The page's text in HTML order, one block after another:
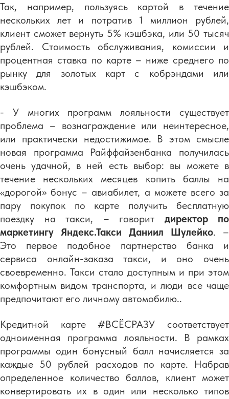
Так, например, пользуясь картой в течение
нескольких лет и потратив 1 миллион рублей,
клиент сможет вернуть 5% кэшбэка, или 50 тысяч
рублей. Стоимость обслуживания, комиссии и
процентная ставка по карте – ниже среднего по
рынку для золотых карт c кобрэндами или
кэшбэком.
- У многих программ лояльности существует
проблема – вознаграждение или неинтересное,
или практически недостижимое. В этом смысле
новая программа Райффайзенбанка получилась
очень удачной, в ней есть выбор: вы можете в
течение нескольких месяцев копить баллы на
«дорогой» бонус – авиабилет, а можете всего за
пару покупок по карте получить бесплатную
поездку на такси, – говорит директор по
маркетингу Яндекс.Такси Даниил Шулейко. –
Это первое подобное партнерство банка и
сервиса онлайн-заказа такси, и оно очень
своевременно. Такси стало доступным и при этом
комфортным видом транспорта, и люди все чаще
предпочитают его личному автомобилю..
Кредитной карте #ВСЁСРАЗУ соответствует
одноименная программа лояльности. В рамках
программы один бонусный балл начисляется за
каждые 50 рублей расходов по карте. Набрав
определенное количество баллов, клиент может
конвертировать их в один или несколько типов